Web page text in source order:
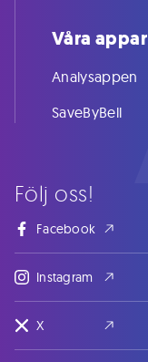
Följ oss!
Facebook
Instagram
X
Våra appar
Analysappen
SaveByBell